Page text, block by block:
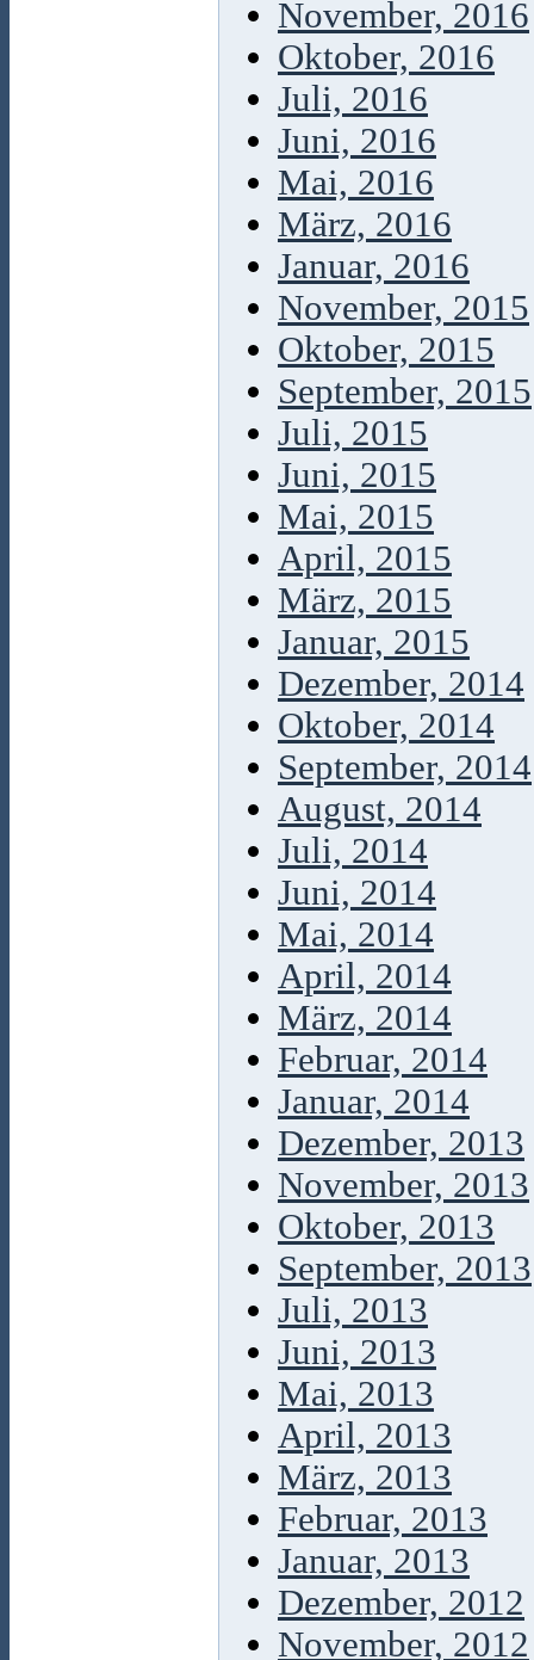
November, 2016
Oktober, 2016
Juli, 2016
Juni, 2016
Mai, 2016
März, 2016
Januar, 2016
November, 2015
Oktober, 2015
September, 2015
Juli, 2015
Juni, 2015
Mai, 2015
April, 2015
März, 2015
Januar, 2015
Dezember, 2014
Oktober, 2014
September, 2014
August, 2014
Juli, 2014
Juni, 2014
Mai, 2014
April, 2014
März, 2014
Februar, 2014
Januar, 2014
Dezember, 2013
November, 2013
Oktober, 2013
September, 2013
Juli, 2013
Juni, 2013
Mai, 2013
April, 2013
März, 2013
Februar, 2013
Januar, 2013
Dezember, 2012
November, 2012